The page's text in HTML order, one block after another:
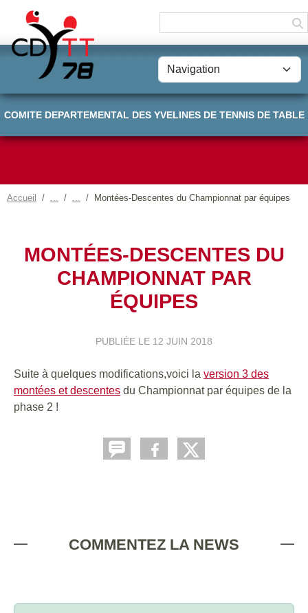
COMITE DEPARTEMENTAL DES YVELINES DE TENNIS DE TABLE
Accueil Montées-Descentes du Championnat par équipes
MONTÉES-DESCENTES DU
CHAMPIONNAT PAR
ÉQUIPES
PUBLIÉE LE 12 JUIN 2018
Suite à quelques modifications,voici la version 3 des
montées et descentes du Championnat par équipes de la
phase 2 !
COMMENTEZ LA NEWS
Panneau de gestion des cookies